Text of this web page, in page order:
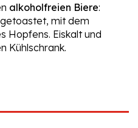
alkoholfreien Biere:
mit dem
Hopfens. Eiskalt und
Kühlschrank.